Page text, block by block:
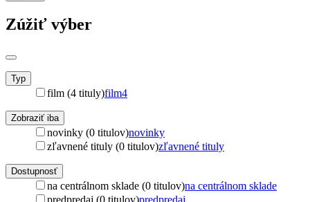
Zúžiť výber
Typ
film (4 tituly)film4
Zobraziť iba
novinky (0 titulov)novinky
zľavnené tituly (0 titulov)zľavnené tituly
Dostupnosť
na centrálnom sklade (0 titulov)na centrálnom sklade
predpredaj (0 titulov)predpredaj